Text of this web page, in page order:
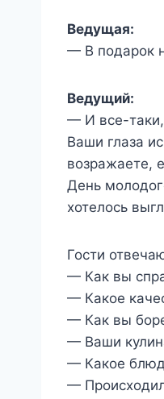
Ведущая:
— В подарок
Ведущий:
— И все-таки,
Ваши глаза
возражаете,
День
хотелось
Гости
— Как вы
— Какое
— Как вы
— Ваши
— Какое
—